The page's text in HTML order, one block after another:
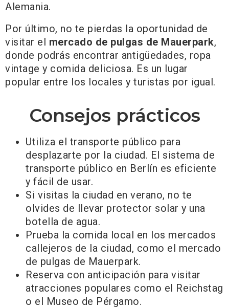
Alemania.
Por último, no te pierdas la oportunidad de
visitar el mercado de pulgas de Mauerpark,
donde podrás encontrar antigüedades, ropa
vintage y comida deliciosa. Es un lugar
popular entre los locales y turistas por igual.
Consejos prácticos
Utiliza el transporte público para
desplazarte por la ciudad. El sistema de
transporte público en Berlín es eficiente
y fácil de usar.
Si visitas la ciudad en verano, no te
olvides de llevar protector solar y una
botella de agua.
Prueba la comida local en los mercados
callejeros de la ciudad, como el mercado
de pulgas de Mauerpark.
Reserva con anticipación para visitar
atracciones populares como el Reichstag
o el Museo de Pérgamo.